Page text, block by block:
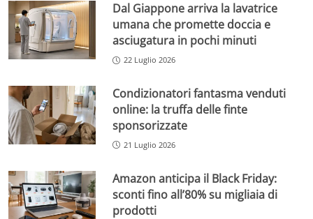
Dal Giappone arriva la lavatrice
umana che promette doccia e
asciugatura in pochi minuti
22 Luglio 2026
Condizionatori fantasma venduti
online: la truffa delle finte
sponsorizzate
21 Luglio 2026
Amazon anticipa il Black Friday:
sconti fino all’80% su migliaia di
prodotti